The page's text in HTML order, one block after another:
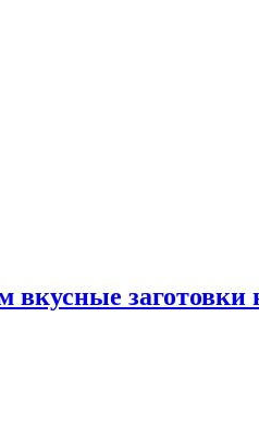
вкусные заготовки